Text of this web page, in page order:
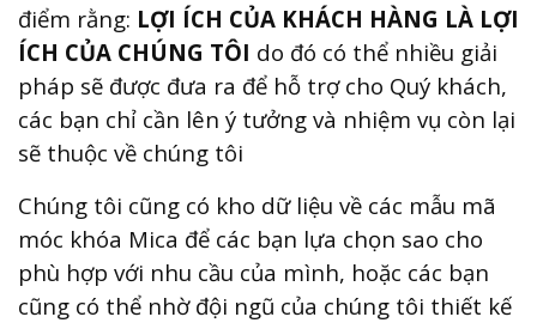
điểm rằng: LỢI ÍCH CỦA KHÁCH HÀNG LÀ LỢI
ÍCH CỦA CHÚNG TÔI do đó có thể nhiều giải
pháp sẽ được đưa ra để hỗ trợ cho Quý khách,
các bạn chỉ cần lên ý tưởng và nhiệm vụ còn lại
sẽ thuộc về chúng tôi
Chúng tôi cũng có kho dữ liệu về các mẫu mã
móc khóa Mica để các bạn lựa chọn sao cho
phù hợp với nhu cầu của mình, hoặc các bạn
cũng có thể nhờ đội ngũ của chúng tôi thiết kế